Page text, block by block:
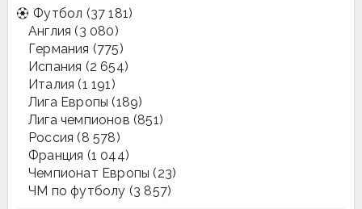
Футбол (37 181)
Англия (3 080)
Германия (775)
Испания (2 654)
Италия (1 191)
Лига Европы (189)
Лига чемпионов (851)
Россия (8 578)
Франция (1 044)
Чемпионат Европы (23)
ЧМ по футболу (3 857)